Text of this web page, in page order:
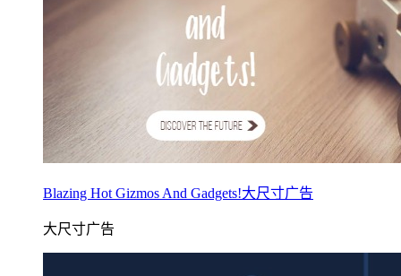
Blazing Hot Gizmos And Gadgets!大尺寸广告
大尺寸广告